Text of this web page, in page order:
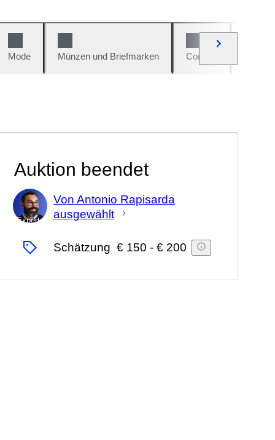
Mode Münzen und Briefmarken Comics
Auktion beendet
Experte
Von Antonio Rapisarda
ausgewählt
Schätzung € 150 - € 200